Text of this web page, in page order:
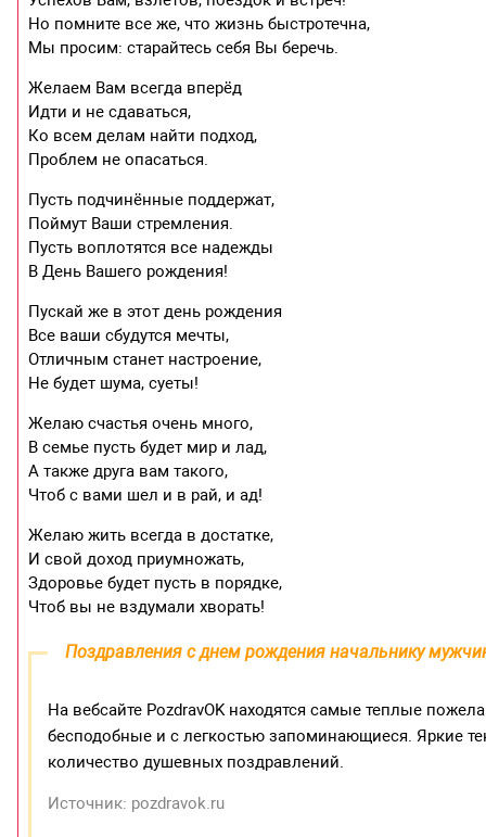
Но помните все же, что жизнь быстротечна,
Мы просим: старайтесь себя Вы беречь.
Желаем Вам всегда вперёд
Идти и не сдаваться,
Ко всем делам найти подход,
Проблем не опасаться.
Пусть подчинённые поддержат,
Поймут Ваши стремления.
Пусть воплотятся все надежды
В День Вашего рождения!
Пускай же в этот день рождения
Все ваши сбудутся мечты,
Отличным станет настроение,
Не будет шума, суеты!
Желаю счастья очень много,
В семье пусть будет мир и лад,
А также друга вам такого,
Чтоб с вами шел и в рай, и ад!
Желаю жить всегда в достатке,
И свой доход приумножать,
Здоровье будет пусть в порядке,
Чтоб вы не вздумали хворать!
Поздравления с днем рождения начальнику
На вебсайте PozdravOK находятся самые теплые
бесподобные и с легкостью запоминающиеся. Яркие
количество душевных поздравлений.
Источник: pozdravok.ru